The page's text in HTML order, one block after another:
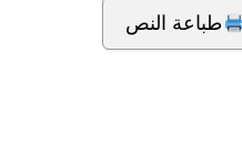
طباعة النص